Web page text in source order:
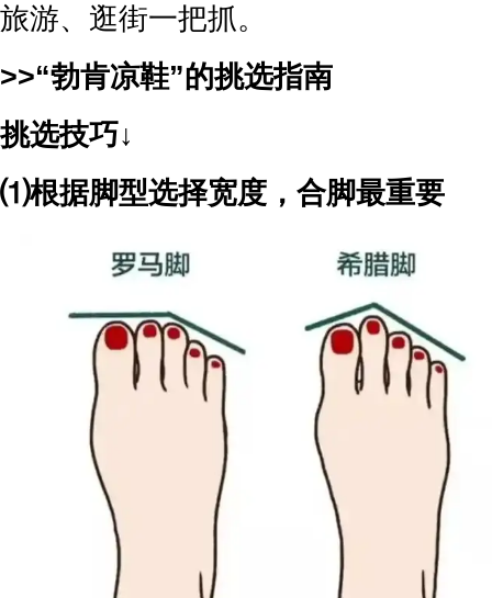
旅游、逛街一把抓。
>>“勃肯凉鞋”的挑选指南
挑选技巧↓
⑴根据脚型选择宽度，合脚最重要